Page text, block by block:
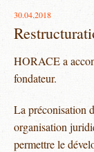
30.04.2018
HORACE a
fondateur.
La préconisation
organisation
permettre le